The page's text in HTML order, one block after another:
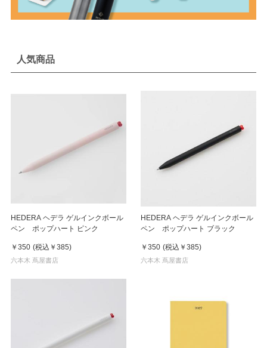
人気商品
HEDERA ヘデラ ゲルインクボール
ペン ポップハート ピンク
￥350 (税込 ￥385)
六本木 蔦屋書店
HEDERA ヘデラ ゲルインクボール
ペン ポップハート ブラック
￥350 (税込 ￥385)
六本木 蔦屋書店